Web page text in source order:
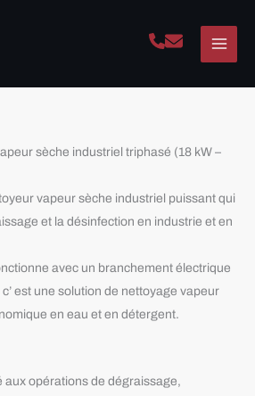
sèche industriel triphasé (18 kW –
vapeur sèche industriel puissant qui
et la désinfection en industrie et en
avec un branchement électrique
est une solution de nettoyage vapeur
en eau et en détergent.
aux opérations de dégraissage,